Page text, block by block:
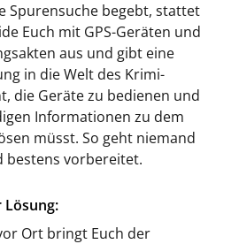
Spurensuche begebt, stattet
Euch mit GPS-Geräten und
aus und gibt eine
in die Welt des Krimi-
die Geräte zu bedienen und
Informationen zu dem
müsst. So geht niemand
bestens vorbereitet.
Ort bringt Euch der